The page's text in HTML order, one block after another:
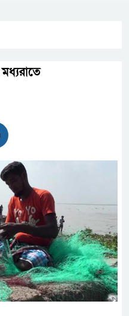
সিএমএসএফ পুঁজিবাজারে
গুরুত্বপূর্ণ ভূমিকা রাখছে: ওয়াসি আজম
আন্তর্জাতিক মানের প্যারা
সরকার
নদী দূষণ রোধে সমন্বিত
: প্রধানমন্ত্রী